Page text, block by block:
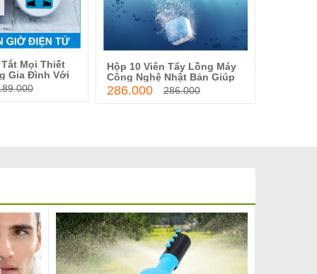
vào giỏ hàng
Mọi Thiết
Gia Đình Với
Giờ AL - 06
Thêm vào giỏ hàng
Hộp 10 Viên Tẩy Lồng Máy
Công Nghệ Nhật Bản Giúp
Làm Sạch 99,99%Cặn Bẩn
286.000 286.000